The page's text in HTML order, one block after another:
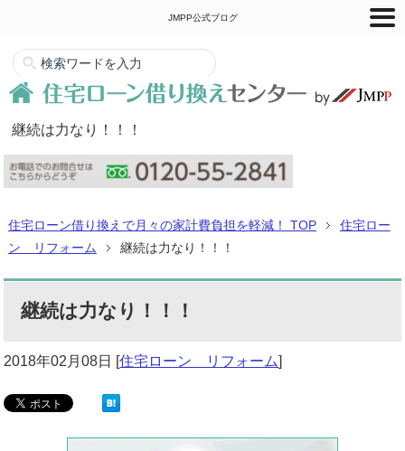
継続は力なり！！！
住宅ローン借り換えで月々の家計費負担を軽減！ TOP
住宅ロー
ン リフォーム
継続は力なり！！！
継続は力なり！！！
2018年02月08日 [住宅ローン リフォーム]
JMPP公式ブログ